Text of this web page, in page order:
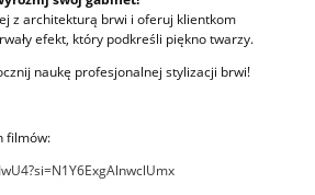
z architekturą brwi i oferuj klientkom
efekt, który podkreśli piękno twarzy.
naukę profesjonalnej stylizacji brwi!
filmów: